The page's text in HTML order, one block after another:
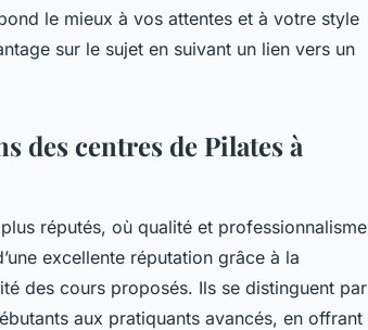
le mieux à vos attentes et à votre style
sur le sujet en suivant un lien vers un
des centres de Pilates à
réputés, où qualité et professionnalisme
excellente réputation grâce à la
des cours proposés. Ils se distinguent par
aux pratiquants avancés, en offrant